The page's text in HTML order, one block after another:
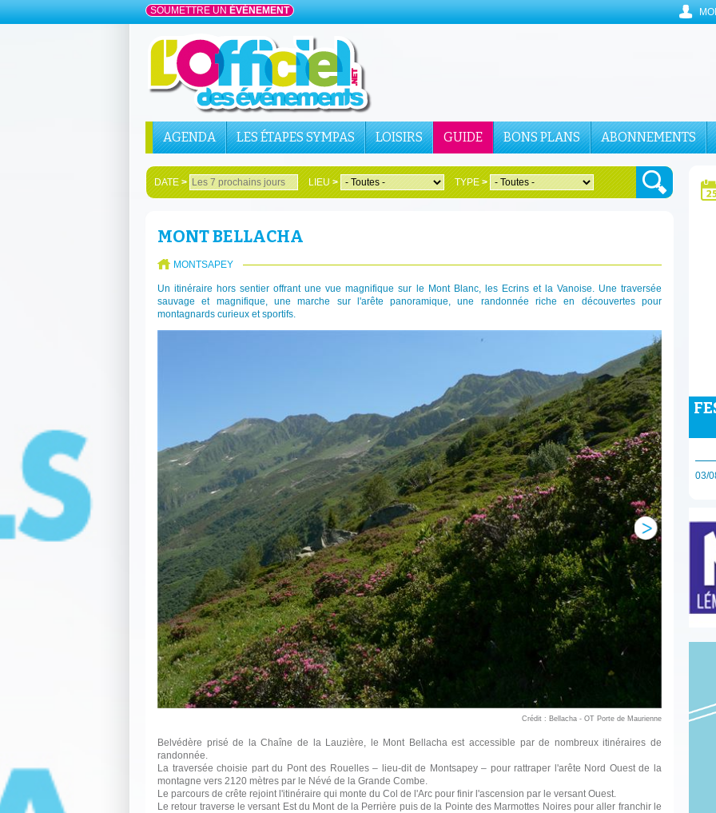
SOUMETTRE UN ÉVÉNEMENT
AGENDA LES ÉTAPES SYMPAS LOISIRS GUIDE BONS PLANS ABONNEMENTS
DATE> LIEU> TYPE>
MONT BELLACHA
MONTSAPEY
Un itinéraire hors sentier offrant une vue magnifique sur le Mont Blanc, les Ecrins et la Vanoise. Une traversée
sauvage et magnifique, une marche sur l'arête panoramique, une randonnée riche en découvertes pour
montagnards curieux et sportifs.
Crédit : Bellacha - OT Porte de Maurienne
Belvédère prisé de la Chaîne de la Lauzière, le Mont Bellacha est accessible par de nombreux itinéraires de
randonnée.
La traversée choisie part du Pont des Rouelles – lieu-dit de Montsapey – pour rattraper l'arête Nord Ouest de la
montagne vers 2120 mètres par le Névé de la Grande Combe.
Le parcours de crête rejoint l'itinéraire qui monte du Col de l'Arc pour finir l'ascension par le versant Ouest.
Le retour traverse le versant Est du Mont de la Perrière puis de la Pointe des Marmottes Noires pour aller franchir le
03/